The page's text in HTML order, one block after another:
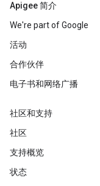
Apigee 简介
We're part of Google
活动
合作伙伴
电子书和网络广播
社区和支持
社区
支持概览
状态